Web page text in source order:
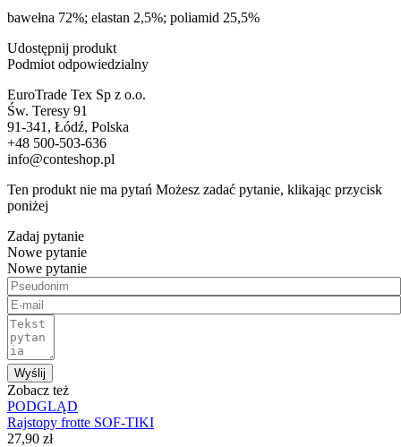
bawełna 72%; elastan 2,5%; poliamid 25,5%
Udostępnij produkt
Podmiot odpowiedzialny
EuroTrade Tex Sp z o.o.
Św. Teresy 91
91-341, Łódź, Polska
+48 500-503-636
info@conteshop.pl
Ten produkt nie ma pytań Możesz zadać pytanie, klikając przycisk
poniżej
Zadaj pytanie
Nowe pytanie
Nowe pytanie
Wyślij
Zobacz też
PODGLĄD
Rajstopy frotte SOF-TIKI
27,90 zł